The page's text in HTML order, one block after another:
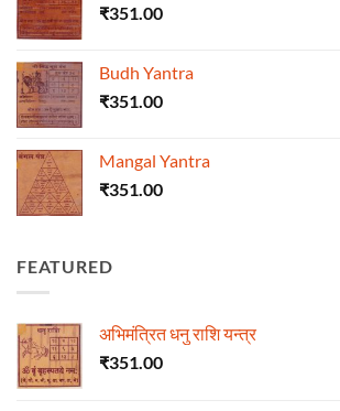
₹351.00
Budh Yantra
₹351.00
Mangal Yantra
₹351.00
FEATURED
अभिमंत्रित धनु राशि यन्त्र
₹351.00